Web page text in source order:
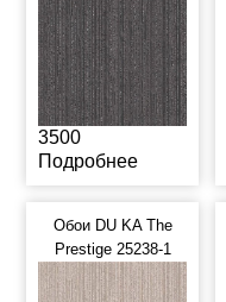
3500
Подробнее
Обои DU KA The
Prestige 25238-1